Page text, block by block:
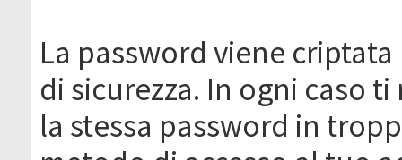
La password viene
di sicurezza. In ogni caso
la stessa password in